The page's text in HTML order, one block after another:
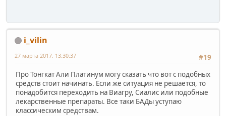
i_vilin
#19
27 марта 2017, 13:30:37
Про Тонгкат Али Платинум могу сказать что вот с подобных
средств стоит начинать. Если же ситуация не решается, то
понадобится переходить на Виагру, Сиалис или подобные
лекарственные препараты. Все таки БАДы уступаю
классическим средствам.